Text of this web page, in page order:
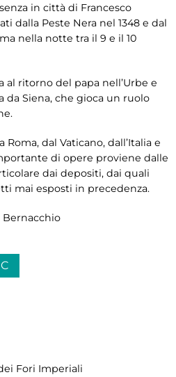
in città di Francesco
dalla Peste Nera nel 1348 e dal
nella notte tra il 9 e il 10
al ritorno del papa nell’Urbe e
da Siena, che gioca un ruolo
dal Vaticano, dall’Italia e
di opere proviene dalle
dai depositi, dai quali
mai esposti in precedenza.
Bernacchio
Fori Imperiali